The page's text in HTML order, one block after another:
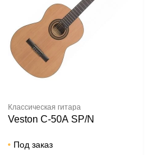
Классическая гитара
Veston C-50A SP/N
Под заказ